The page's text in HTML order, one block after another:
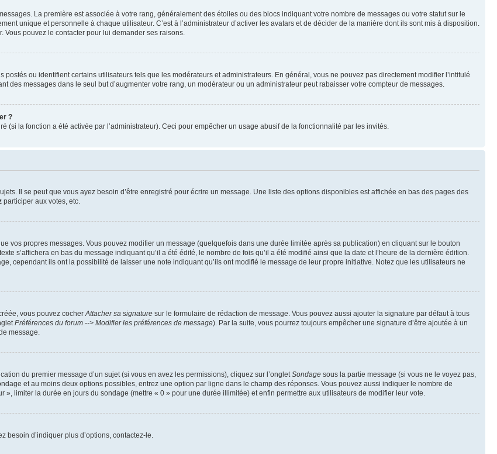
La première est associée à votre rang, généralement des étoiles ou des blocs indiquant votre nombre de messages ou votre statut sur le
unique et personnelle à chaque utilisateur. C’est à l’administrateur d’activer les avatars et de décider de la manière dont ils sont mis à disposition.
Vous pouvez le contacter pour lui demander ses raisons.
ou identifient certains utilisateurs tels que les modérateurs et administrateurs. En général, vous ne pouvez pas directement modifier l’intitulé
des messages dans le seul but d’augmenter votre rang, un modérateur ou un administrateur peut rabaisser votre compteur de messages.
?
(si la fonction a été activée par l’administrateur). Ceci pour empêcher un usage abusif de la fonctionnalité par les invités.
Il se peut que vous ayez besoin d’être enregistré pour écrire un message. Une liste des options disponibles est affichée en bas des pages des
participer aux votes, etc.
vos propres messages. Vous pouvez modifier un message (quelquefois dans une durée limitée après sa publication) en cliquant sur le bouton
s’affichera en bas du message indiquant qu’il a été édité, le nombre de fois qu’il a été modifié ainsi que la date et l’heure de la dernière édition.
cependant ils ont la possibilité de laisser une note indiquant qu’ils ont modifié le message de leur propre initiative. Notez que les utilisateurs ne
vous pouvez cocherAttacher sa signature sur le formulaire de rédaction de message. Vous pouvez aussi ajouter la signature par défaut à tous
Préférences du forum --> Modifier les préférences de message). Par la suite, vous pourrez toujours empêcher une signature d’être ajoutée à un
message.
du premier message d’un sujet (si vous en avez les permissions), cliquez sur l’ongletSondage sous la partie message (si vous ne le voyez pas,
et au moins deux options possibles, entrez une option par ligne dans le champ des réponses. Vous pouvez aussi indiquer le nombre de
», limiter la durée en jours du sondage (mettre « 0 » pour une durée illimitée) et enfin permettre aux utilisateurs de modifier leur vote.
besoin d’indiquer plus d’options, contactez-le.